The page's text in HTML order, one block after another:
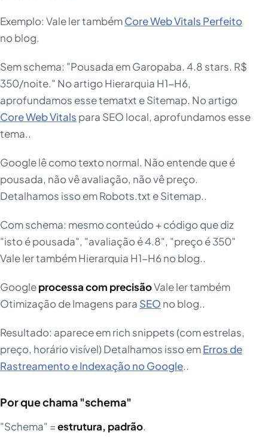
Exemplo: Vale ler tambémCore Web Vitals Perfeito
no blog.
Sem schema: "Pousada em Garopaba. 4.8 stars. R$
350/noite." No artigo Hierarquia H1-H6,
aprofundamos esse tematxt e Sitemap. No artigo
Core Web Vitals para SEO local, aprofundamos esse
tema..
Google lê como texto normal. Não entende que é
pousada, não vê avaliação, não vê preço.
Detalhamos isso em Robots.txt e Sitemap..
Com schema: mesmo conteúdo + código que diz
"isto é pousada", "avaliação é 4.8", "preço é 350"
Vale ler também Hierarquia H1-H6 no blog..
Googleprocessa com precisãoVale ler também
Otimização de Imagens para SEO no blog..
Resultado: aparece em rich snippets (com estrelas,
preço, horário visível) Detalhamos isso emErros de
Rastreamento e Indexação no Google..
Por que chama "schema"
"Schema" =estrutura, padrão.